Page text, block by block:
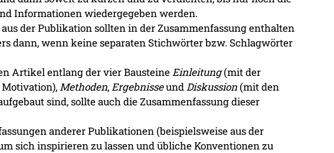
Informationen wiedergegeben werden.
der Publikation sollten in der Zusammenfassung enthalten
dann, wenn keine separaten Stichwörter bzw. Schlagwörter
Artikel entlang der vier BausteineEinleitung(mit der
Methoden,ErgebnisseundDiskussion (mit den
sind, sollte auch die Zusammenfassung dieser
anderer Publikationen (beispielsweise aus der
sich inspirieren zu lassen und übliche Konventionen zu